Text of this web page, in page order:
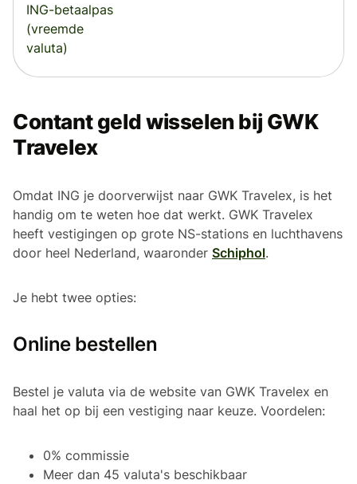
ING-betaalpas
(vreemde
valuta)
Contant geld wisselen bij GWK
Travelex
Omdat ING je doorverwijst naar GWK Travelex, is het
handig om te weten hoe dat werkt. GWK Travelex
heeft vestigingen op grote NS-stations en luchthavens
door heel Nederland, waaronder Schiphol.
Je hebt twee opties:
Online bestellen
Bestel je valuta via de website van GWK Travelex en
haal het op bij een vestiging naar keuze. Voordelen:
0% commissie
Meer dan 45 valuta's beschikbaar